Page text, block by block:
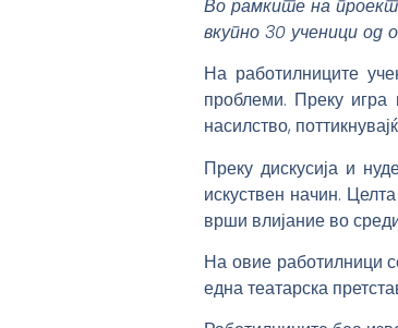
Во рамките на
вкупно 30 ученици
На работилниците
проблеми. Преку игра
насилство,
Преку дискусија и
искуствен начин.
врши влијание во
На овие работилници
една театарска